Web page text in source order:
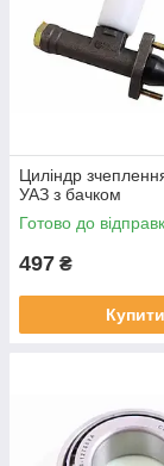
Циліндр
УАЗ з бачком
Готово до
497 ₴
Купити